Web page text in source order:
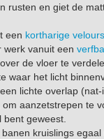
rusten en giet de
een kortharige
werk vanuit een
de vloer te
waar het licht
lichte overlap
aanzetstrepen te
geweest.
kruislings